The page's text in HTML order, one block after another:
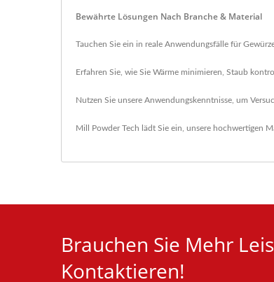
Bewährte Lösungen Nach Branche & Material
Tauchen Sie ein in reale Anwendungsfälle für
Erfahren Sie, wie Sie Wärme minimieren, Staub
Nutzen Sie unsere Anwendungskenntnisse, um
Mill Powder Tech lädt Sie ein, unsere hochwertigen
Brauchen Sie Mehr
Kontaktieren!